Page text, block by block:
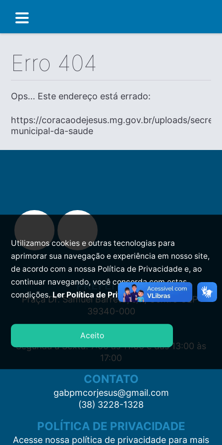
Erro 404
Ops... Este endereço está errado:
https://coracaodejesus.mg.gov.br/uploads/
municipal-da-saude
PREFEITURA
Praça Dr. Samuel Barreto, s/n, Centro CEP:
39340-000
ATENDIMENTO
Segunda à Sexta: 7:00 às 11:00 e das 13:00 às
17:00
CONTATO
gabpmcorjesus@gmail.com
(38) 3228-1328
POLÍTICA DE PRIVACIDADE
Acesse nossa política de privacidade para mais
Utilizamos cookies e outras tecnologias para
aprimorar sua navegação e experiência em nosso site,
de acordo com a nossa Política de Privacidade e, ao
continuar navegando, você concorda com estas
condições.Ler Política de Privacidade.
Aceito